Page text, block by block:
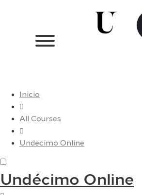
Inicio
All Courses
Undecimo Online
Undécimo Online